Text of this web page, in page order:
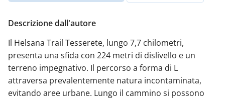
Descrizione dall'autore
Il Helsana Trail Tesserete, lungo 7,7 chilometri,
presenta una sfida con 224 metri di dislivello e un
terreno impegnativo. Il percorso a forma di L
attraversa prevalentemente natura incontaminata,
evitando aree urbane. Lungo il cammino si possono